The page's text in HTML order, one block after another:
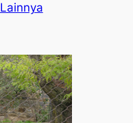
Lainnya